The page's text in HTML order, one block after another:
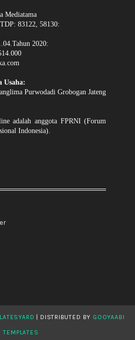
Mediatama
83122, 58130:
2020:
Usaha:
Purwodadi Grobogan Jateng
adalah anggota FPRNI (Forum
Indonesia).
| DISTRIBUTED BY GOOYAABI
TEMPLATES